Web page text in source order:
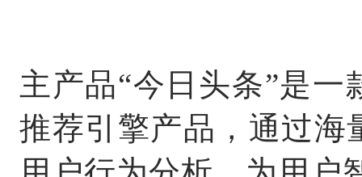
主产品“今日头条”是
推荐引擎产品，通过海